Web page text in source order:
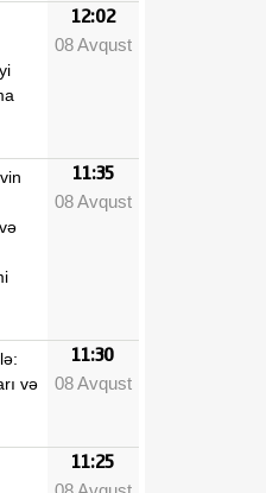
12:02
08 Avqust
11:35
08 Avqust
və
11:30
08 Avqust
11:25